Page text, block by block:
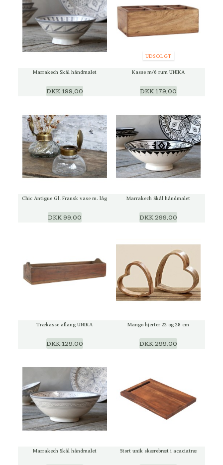
Marrakech Skål håndmalet
DKK 199,00
UDSOLGT
Kasse m/6 rum UNIKA
DKK 179,00
Chic Antigue Gl. Fransk vase m. låg
DKK 99,00
Marrakech Skål håndmalet
DKK 299,00
Trækasse aflang UNIKA
DKK 129,00
Mango hjerter 22 og 28 cm
DKK 299,00
Marrakech Skål håndmalet Stort unik skærebræt i acaciatræ